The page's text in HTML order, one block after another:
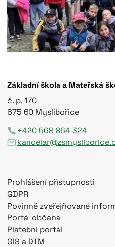
Základní škola a Mateřská
č. p. 170
675 60 Myslibořice
+420 568 864 324
Prohlášení přístupnosti
GDPR
Povinně zveřejňované
Portál občana
Platební portál
GIS a DTM